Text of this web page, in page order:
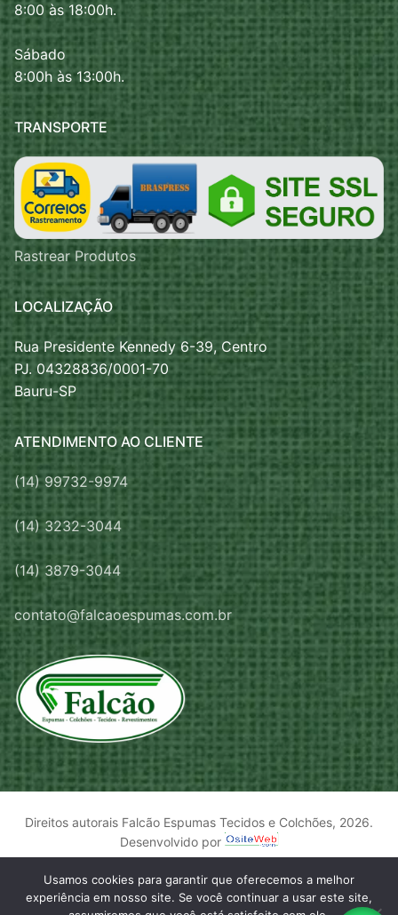
8:00 às 18:00h.
Sábado
8:00h às 13:00h.
TRANSPORTE
Rastrear Produtos
LOCALIZAÇÃO
Rua Presidente Kennedy 6-39, Centro
PJ. 04328836/0001-70
Bauru-SP
ATENDIMENTO AO CLIENTE
(14) 99732-9974
(14) 3232-3044
(14) 3879-3044
contato@falcaoespumas.com.br
Direitos autorais Falcão Espumas Tecidos e Colchões, 2026.
Desenvolvido por
Usamos cookies para garantir que oferecemos a melhor
experiência em nosso site. Se você continuar a usar este site,